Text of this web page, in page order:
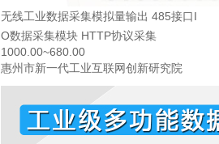
无线工业数据采集模拟量输出 485接口I
O数据采集模块 HTTP协议采集
1000.00~680.00
惠州市新一代工业互联网创新研究院